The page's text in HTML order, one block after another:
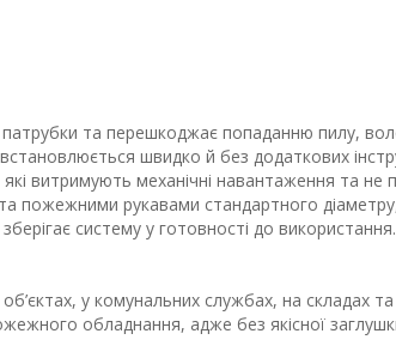
патрубки та перешкоджає попаданню пилу,
встановлюється швидко й без додаткових
витримують механічні навантаження та не
пожежними рукавами стандартного
систему у готовності до використання.
у комунальних службах, на складах
обладнання, адже без якісної